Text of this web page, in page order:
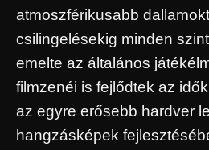
atmoszférikusabb
csilingelésekig minden
emelte az általános
filmzenéi is fejlődtek az
az egyre erősebb hardver
hangzásképek